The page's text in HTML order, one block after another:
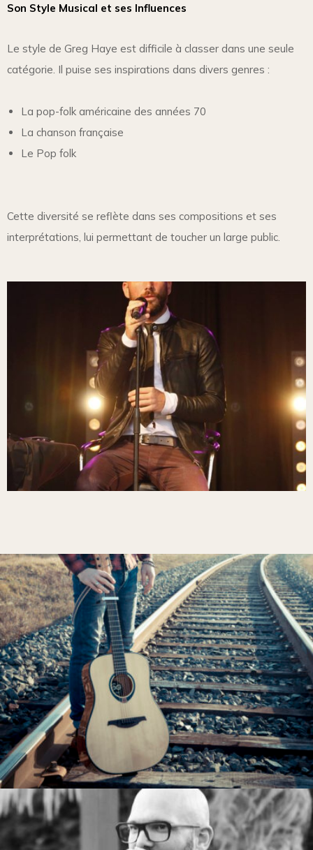
Son Style Musical et ses Influences
Le style de Greg Haye est difficile à classer dans une seule
catégorie. Il puise ses inspirations dans divers genres :
La pop-folk américaine des années 70
La chanson française
Le Pop folk
Cette diversité se reflète dans ses compositions et ses
interprétations, lui permettant de toucher un large public.